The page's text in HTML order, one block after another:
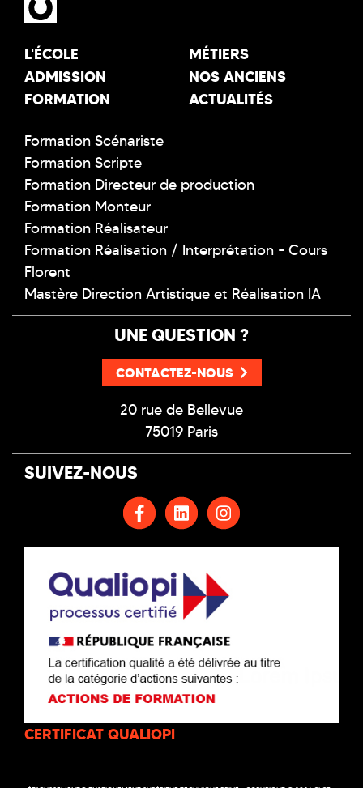
L'ÉCOLE
ADMISSION
FORMATION
MÉTIERS
NOS ANCIENS
ACTUALITÉS
Formation Scénariste
Formation Scripte
Formation Directeur de production
Formation Monteur
Formation Réalisateur
Formation Réalisation / Interprétation - Cours
Florent
Mastère Direction Artistique et Réalisation IA
UNE QUESTION ?
CONTACTEZ-NOUS
20 rue de Bellevue
75019 Paris
SUIVEZ-NOUS
CERTIFICAT QUALIOPI